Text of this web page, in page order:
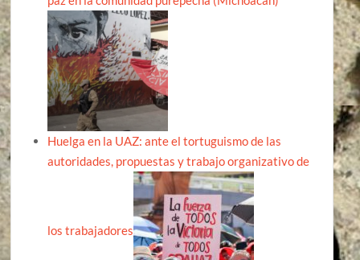
Huelga en la UAZ: ante el tortuguismo de las
autoridades, propuestas y trabajo organizativo de
los trabajadores